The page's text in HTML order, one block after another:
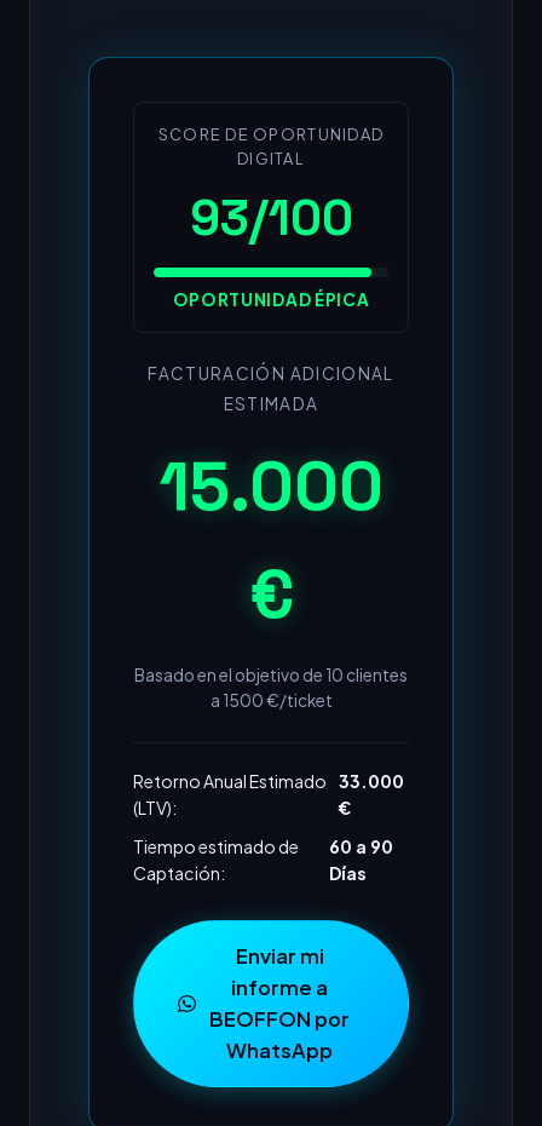
SCORE DE OPORTUNIDAD
DIGITAL
93/100
OPORTUNIDAD ÉPICA
FACTURACIÓN ADICIONAL
ESTIMADA
15.000
€
Basado en el objetivo de 10 clientes
a 1500€/ticket
Retorno Anual Estimado
(LTV):
33.000
€
Tiempo estimado de
Captación:
60 a 90
Días
Enviar mi
informe a
BEOFFON por
WhatsApp